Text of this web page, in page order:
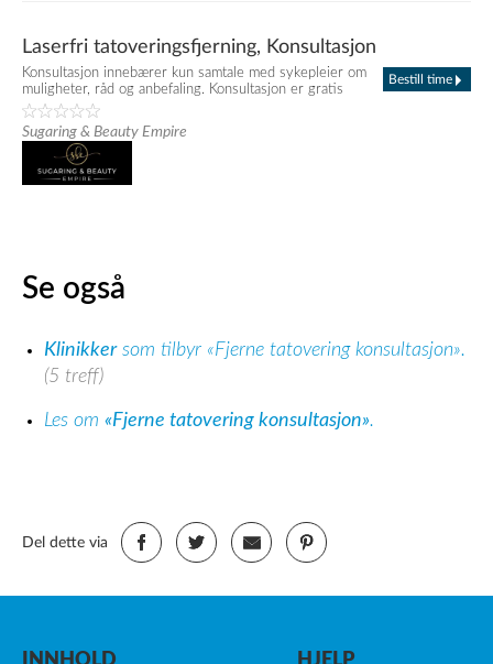
Laserfri tatoveringsfjerning, Konsultasjon
Konsultasjon innebærer kun samtale med sykepleier om
muligheter, råd og anbefaling. Konsultasjon er gratis
Sugaring & Beauty Empire
Bestill time
Se også
Klinikkersom tilbyr «Fjerne tatovering konsultasjon».
(5 treff)
Les om «Fjerne tatovering konsultasjon».
Del dette via